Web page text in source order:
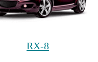
RX-8